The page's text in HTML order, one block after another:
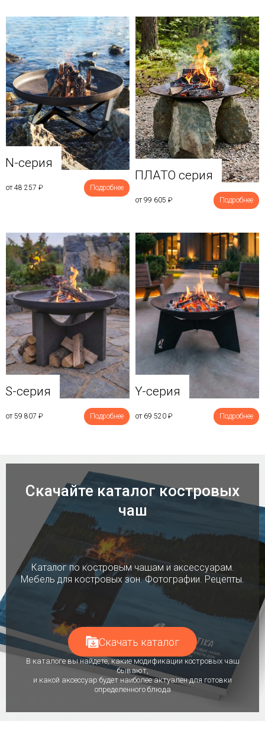
N-серия
от 48 257 ₽ Подробнее
ПЛАТО серия
от 99 605 ₽ Подробнее
S-серия
от 59 807 ₽ Подробнее
Y-серия
от 69 520 ₽ Подробнее
Скачайте каталог костровых
чаш
Каталог по костровым чашам и аксессуарам.
Мебель для костровых зон. Фотографии. Рецепты.
Скачать каталог
В каталоге вы найдете, какие модификации костровых чаш
бывают,
и какой аксессуар будет наиболее актуален для готовки
определенного блюда